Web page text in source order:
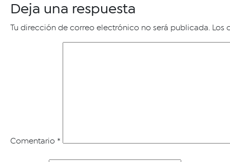
Deja una respuesta
Tu dirección de correo electrónico no será publicada. Los
Comentario *